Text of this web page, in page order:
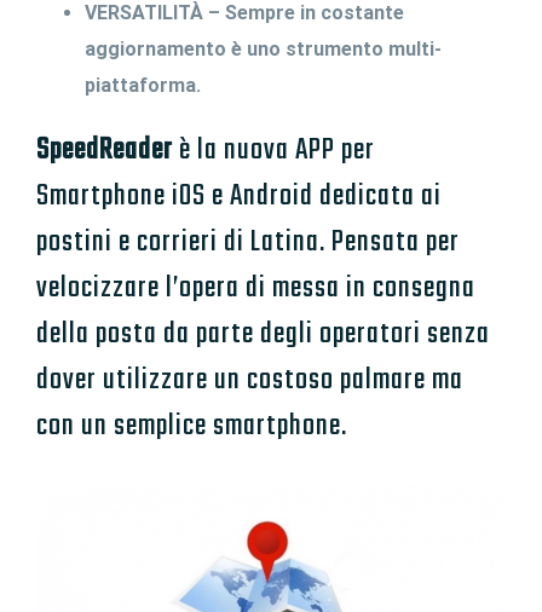
VERSATILITÀ – Sempre in costante
aggiornamento è uno strumento multi-
piattaforma.
SpeedReaderè la nuova APP per
Smartphone iOS e Android dedicata ai
postini e corrieri di Latina. Pensata per
velocizzare l’opera di messa in consegna
della posta da parte degli operatori senza
dover utilizzare un costoso palmare ma
con un semplice smartphone.